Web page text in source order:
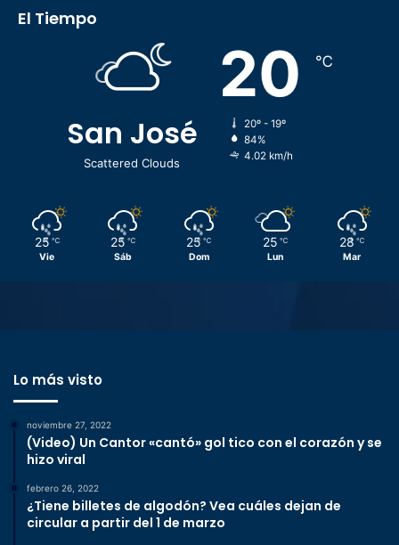
El Tiempo
San José
Scattered Clouds
20 ℃
20º - 19º
84%
4.02 km/h
25 ℃
Vie
25 ℃
Sáb
25 ℃
Dom
25 ℃
Lun
28 ℃
Mar
Lo más visto
noviembre 27, 2022
(Video) Un Cantor «cantó» gol tico con el corazón y se
hizo viral
febrero 26, 2022
¿Tiene billetes de algodón? Vea cuáles dejan de
circular a partir del 1 de marzo